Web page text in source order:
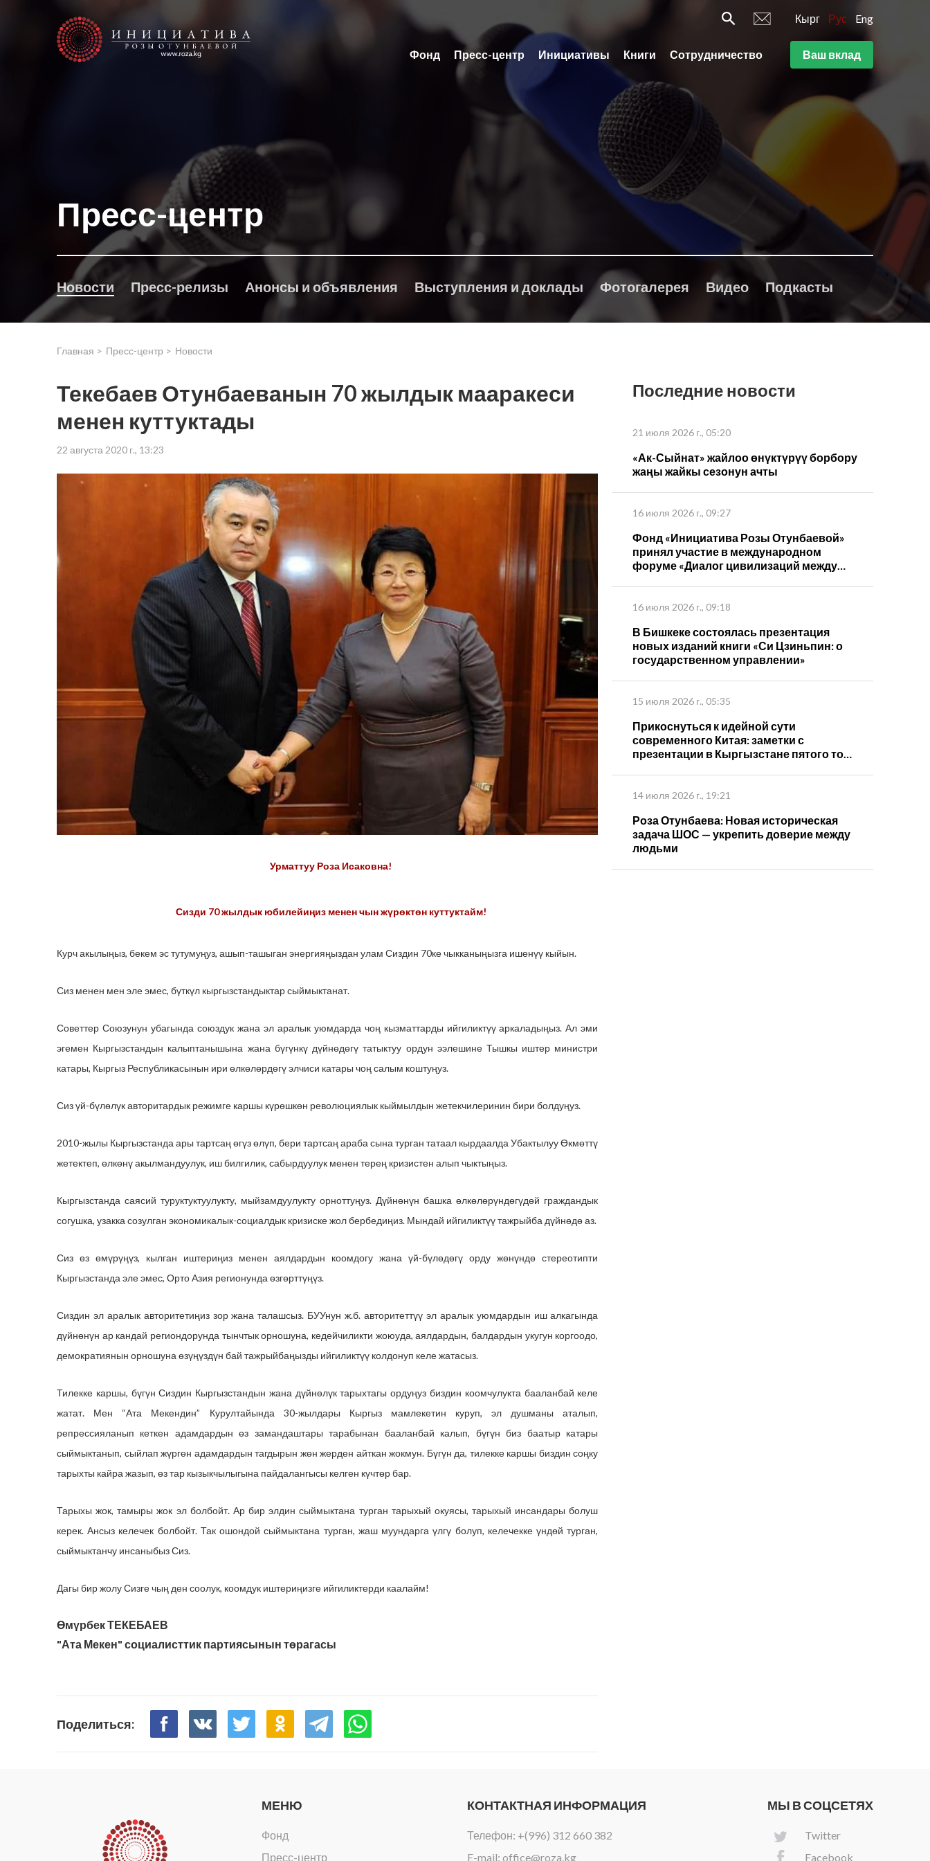
Кырг Рус Eng
Фонд Пресс-центр Инициативы Книги Сотрудничество Ваш вклад
Пресс-центр
Новости Пресс-релизы Анонсы и объявления Выступления и доклады Фотогалерея Видео Подкасты
Главная > Пресс-центр > Новости
Текебаев Отунбаеванын 70 жылдык мааракеси
менен куттуктады
22 августа 2020 г., 13:23
Урматтуу Роза Исаковна!
Сизди 70 жылдык юбилейиңиз менен чын жүрөктөн куттуктайм!
Курч акылыңыз, бекем эс тутумуңуз, ашып-ташыган энергияңыздан улам Сиздин 70ке чыкканыңызга ишенүү кыйын.
Сиз менен мен эле эмес, бүткүл кыргызстандыктар сыймыктанат.
Советтер Союзунун убагында союздук жана эл аралык уюмдарда чоң кызматтарды ийгиликтүү аркаладыңыз. Ал эми
эгемен Кыргызстандын калыптанышына жана бүгүнкү дүйнөдөгү татыктуу ордун ээлешине Тышкы иштер министри
катары, Кыргыз Республикасынын ири өлкөлөрдөгү элчиси катары чоң салым коштуңуз.
Сиз үй-бүлөлүк авторитардык режимге каршы күрөшкөн революциялык кыймылдын жетекчилеринин бири болдуңуз.
2010-жылы Кыргызстанда ары тартсаң өгүз өлүп, бери тартсаң араба сына турган татаал кырдаалда Убактылуу Өкмөттү
жетектеп, өлкөнү акылмандуулук, иш билгилик, сабырдуулук менен терең кризистен алып чыктыңыз.
Кыргызстанда саясий туруктуктуулукту, мыйзамдуулукту орноттуңуз. Дүйнөнүн башка өлкөлөрүндөгүдөй граждандык
согушка, узакка созулган экономикалык-социалдык кризиске жол бербедиңиз. Мындай ийгиликтүү тажрыйба дүйнөдө аз.
Сиз өз өмүрүңүз, кылган иштериңиз менен аялдардын коомдогу жана үй-бүлөдөгү орду жөнүндө стереотипти
Кыргызстанда эле эмес, Орто Азия регионунда өзгөрттүңүз.
Сиздин эл аралык авторитетиңиз зор жана талашсыз. БУУнун ж.б. авторитеттүү эл аралык уюмдардын иш алкагында
дүйнөнүн ар кандай региондорунда тынчтык орношуна, кедейчиликти жоюуда, аялдардын, балдардын укугун коргоодо,
демократиянын орношуна өзүңүздүн бай тажрыйбаңызды ийгиликтүү колдонуп келе жатасыз.
Тилекке каршы, бүгүн Сиздин Кыргызстандын жана дүйнөлүк тарыхтагы ордуңуз биздин коомчулукта бааланбай келе
жатат. Мен “Ата Мекендин” Курултайында 30-жылдары Кыргыз мамлекетин куруп, эл душманы аталып,
репрессияланып кеткен адамдардын өз замандаштары тарабынан бааланбай калып, бүгүн биз баатыр катары
сыймыктанып, сыйлап жүргөн адамдардын тагдырын жөн жерден айткан жокмун. Бүгүн да, тилекке каршы биздин соңку
тарыхты кайра жазып, өз тар кызыкчылыгына пайдалангысы келген күчтөр бар.
Тарыхы жок, тамыры жок эл болбойт. Ар бир элдин сыймыктана турган тарыхый окуясы, тарыхый инсандары болуш
керек. Ансыз келечек болбойт. Так ошондой сыймыктана турган, жаш муундарга үлгү болуп, келечекке үндөй турган,
сыймыктанчу инсаныбыз Сиз.
Дагы бир жолу Сизге чың ден соолук, коомдук иштериңизге ийгиликтерди каалайм!
Өмүрбек ТЕКЕБАЕВ
"Ата Мекен" социалисттик партиясынын төрагасы
Поделиться:
Последние новости
21 июля 2026 г., 05:20
«Ак-Сыйнат» жайлоо өнүктүрүү борбору
жаңы жайкы сезонун ачты
16 июля 2026 г., 09:27
Фонд «Инициатива Розы Отунбаевой»
принял участие в международном
форуме «Диалог цивилизаций между
16 июля 2026 г., 09:18
В Бишкеке состоялась презентация
новых изданий книги «Си Цзиньпин: о
государственном управлении»
15 июля 2026 г., 05:35
Прикоснуться к идейной сути
современного Китая: заметки с
презентации в Кыргызстане пятого тома
14 июля 2026 г., 19:21
Роза Отунбаева: Новая историческая
задача ШОС — укрепить доверие между
людьми
МЕНЮ
Фонд
Пресс-центр
КОНТАКТНАЯ ИНФОРМАЦИЯ
Телефон: +(996) 312 660 382
E-mail: office@roza.kg
МЫ В СОЦСЕТЯХ
Twitter
Facebook